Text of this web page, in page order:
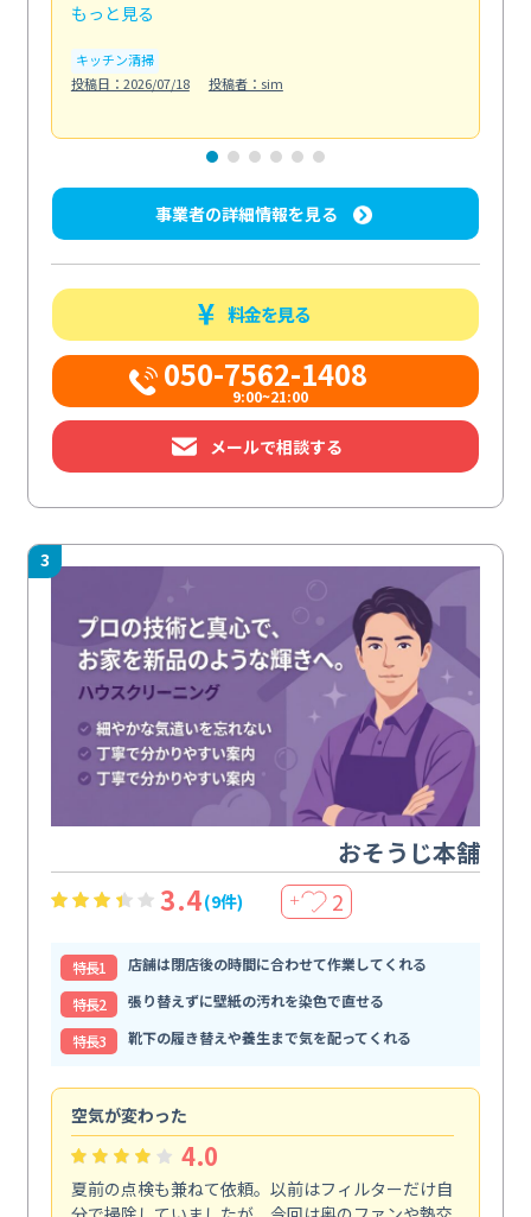
もっと見る
キッチン清掃
投稿日：2026/07/18
投稿者：sim
事業者の詳細情報を見る
料金を見る
050-7562-1408
9:00~21:00
メールで相談する
3
おそうじ本舗
3.4(9件) ＋ 2
特⻑1
店舗は閉店後の時間に合わせて作業してくれる
特⻑2
張り替えずに壁紙の汚れを染色で直せる
特⻑3
靴下の履き替えや養生まで気を配ってくれる
空気が変わった
4.0
夏前の点検も兼ねて依頼。以前はフィルターだけ自